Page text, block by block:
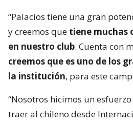
“Palacios tiene una gran
y creemos que tiene muchas
en nuestro club. Cuenta con
creemos que es uno de los
la institución, para este
“Nosotros hicimos un
traer al chileno desde